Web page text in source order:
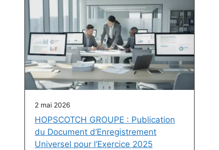
2 mai 2026
HOPSCOTCH GROUPE : Publication
du Document d’Enregistrement
Universel pour l’Exercice 2025